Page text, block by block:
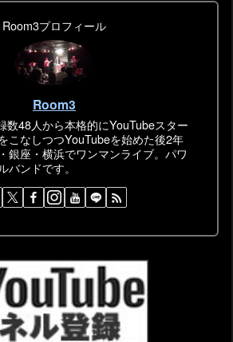
Room3プロフィール
Room3
数48人から本格的にYouTubeスター
こなしつつYouTubeを始めた後2年
銀座・横浜でワンマンライブ。パワ
バンドです。